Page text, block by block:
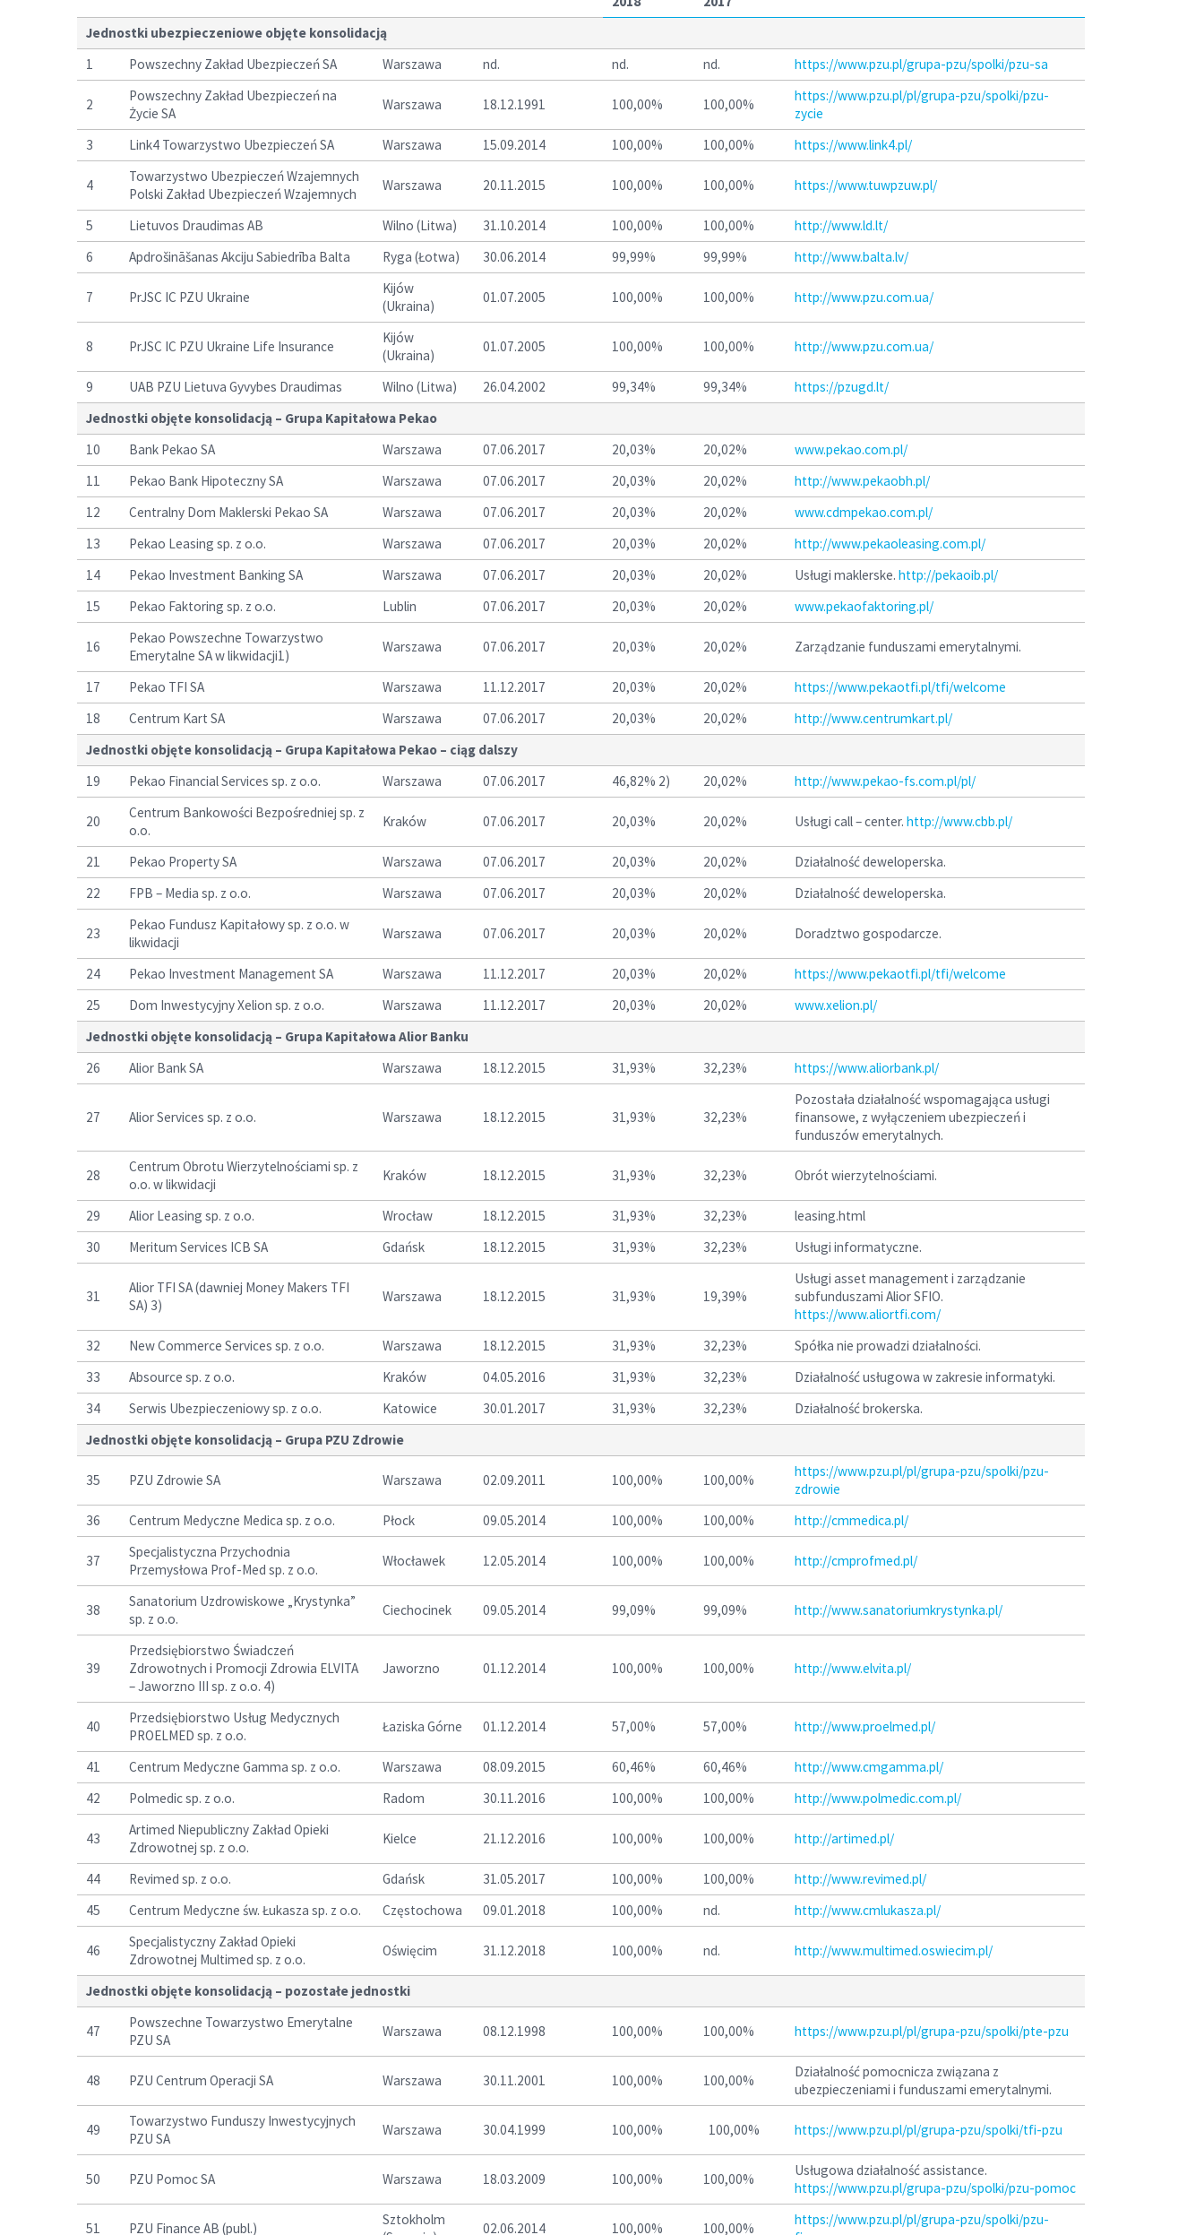
Jednostki ubezpieczeniowe objęte konsolidacją
1
Powszechny Zakład Ubezpieczeń SA Warszawa nd. nd. nd. https://www.pzu.pl/grupa-pzu/spolki/pzu-sa
2
Powszechny Zakład Ubezpieczeń na
Życie SA
Warszawa 18.12.1991 100,00% 100,00%
https://www.pzu.pl/pl/grupa-pzu/spolki/pzu-
zycie
3
Link4 Towarzystwo Ubezpieczeń SA Warszawa 15.09.2014 100,00% 100,00% https://www.link4.pl/
4
Towarzystwo Ubezpieczeń Wzajemnych
Polski Zakład Ubezpieczeń Wzajemnych
Warszawa 20.11.2015 100,00% 100,00% https://www.tuwpzuw.pl/
5 Lietuvos Draudimas AB Wilno (Litwa) 31.10.2014 100,00% 100,00%
http://www.ld.lt/
6
Apdrošināšanas Akciju Sabiedrība Balta Ryga (Łotwa) 30.06.2014 99,99% 99,99% http://www.balta.lv/
7 PrJSC IC PZU Ukraine
Kijów
(Ukraina)
01.07.2005 100,00% 100,00% http://www.pzu.com.ua/
8 PrJSC IC PZU Ukraine Life Insurance
Kijów
(Ukraina)
01.07.2005 100,00% 100,00% http://www.pzu.com.ua/
9 UAB PZU Lietuva Gyvybes Draudimas Wilno (Litwa) 26.04.2002 99,34% 99,34%
https://pzugd.lt/
Jednostki objęte konsolidacją – Grupa Kapitałowa Pekao
10
Bank Pekao SA Warszawa 07.06.2017 20,03% 20,02%
www.pekao.com.pl/
11
Pekao Bank Hipoteczny SA Warszawa 07.06.2017 20,03% 20,02%
http://www.pekaobh.pl/
12
Centralny Dom Maklerski Pekao SA Warszawa 07.06.2017 20,03% 20,02%
www.cdmpekao.com.pl/
13
Pekao Leasing sp. z o.o. Warszawa 07.06.2017 20,03% 20,02%
http://www.pekaoleasing.com.pl/
14
Pekao Investment Banking SA Warszawa 07.06.2017 20,03% 20,02% Usługi maklerske. http://pekaoib.pl/
15
Pekao Faktoring sp. z o.o. Lublin 07.06.2017 20,03% 20,02% www.pekaofaktoring.pl/
16
Pekao Powszechne Towarzystwo
Emerytalne SA w likwidacji1)
Warszawa 07.06.2017 20,03% 20,02% Zarządzanie funduszami emerytalnymi.
17 Pekao TFI SA Warszawa 11.12.2017 20,03% 20,02%
https://www.pekaotfi.pl/tfi/welcome
18
Centrum Kart SA Warszawa 07.06.2017 20,03% 20,02%
http://www.centrumkart.pl/
Jednostki objęte konsolidacją – Grupa Kapitałowa Pekao – ciąg dalszy
19
Pekao Financial Services sp. z o.o. Warszawa 07.06.2017 46,82% 2) 20,02% http://www.pekao-fs.com.pl/pl/
20
Centrum Bankowości Bezpośredniej sp. z
o.o.
Kraków 07.06.2017 20,03% 20,02% Usługi call – center. http://www.cbb.pl/
21 Pekao Property SA Warszawa 07.06.2017 20,03% 20,02%
Działalność deweloperska.
22
FPB – Media sp. z o.o. Warszawa 07.06.2017 20,03% 20,02% Działalność deweloperska.
23
Pekao Fundusz Kapitałowy sp. z o.o. w
likwidacji
Warszawa 07.06.2017 20,03% 20,02% Doradztwo gospodarcze.
24 Pekao Investment Management SA Warszawa 11.12.2017 20,03% 20,02%
https://www.pekaotfi.pl/tfi/welcome
25
Dom Inwestycyjny Xelion sp. z o.o. Warszawa 11.12.2017 20,03% 20,02%
www.xelion.pl/
Jednostki objęte konsolidacją – Grupa Kapitałowa Alior Banku
26
Alior Bank SA Warszawa 18.12.2015 31,93% 32,23% https://www.aliorbank.pl/
27 Alior Services sp. z o.o. Warszawa 18.12.2015 31,93% 32,23%
Pozostała działalność wspomagająca usługi
finansowe, z wyłączeniem ubezpieczeń i
funduszów emerytalnych.
28
Centrum Obrotu Wierzytelnościami sp. z
o.o. w likwidacji
Kraków 18.12.2015 31,93% 32,23% Obrót wierzytelnościami.
29 Alior Leasing sp. z o.o. Wrocław 18.12.2015 31,93% 32,23%
leasing.html
30
Meritum Services ICB SA Gdańsk 18.12.2015 31,93% 32,23% Usługi informatyczne.
31
Alior TFI SA (dawniej Money Makers TFI
SA) 3)
Warszawa 18.12.2015 31,93% 19,39%
Usługi asset management i zarządzanie
subfunduszami Alior SFIO.
https://www.aliortfi.com/
32
New Commerce Services sp. z o.o. Warszawa 18.12.2015 31,93% 32,23%
Spółka nie prowadzi działalności.
33
Absource sp. z o.o. Kraków 04.05.2016 31,93% 32,23%
Działalność usługowa w zakresie informatyki.
34
Serwis Ubezpieczeniowy sp. z o.o. Katowice 30.01.2017 31,93% 32,23%
Działalność brokerska.
Jednostki objęte konsolidacją – Grupa PZU Zdrowie
35 PZU Zdrowie SA Warszawa 02.09.2011 100,00% 100,00%
https://www.pzu.pl/pl/grupa-pzu/spolki/pzu-
zdrowie
36
Centrum Medyczne Medica sp. z o.o. Płock 09.05.2014 100,00% 100,00% http://cmmedica.pl/
37
Specjalistyczna Przychodnia
Przemysłowa Prof-Med sp. z o.o.
Włocławek 12.05.2014 100,00% 100,00% http://cmprofmed.pl/
38
Sanatorium Uzdrowiskowe „Krystynka”
sp. z o.o.
Ciechocinek 09.05.2014 99,09% 99,09% http://www.sanatoriumkrystynka.pl/
39
Przedsiębiorstwo Świadczeń
Zdrowotnych i Promocji Zdrowia ELVITA
– Jaworzno III sp. z o.o. 4)
Jaworzno 01.12.2014 100,00% 100,00% http://www.elvita.pl/
40
Przedsiębiorstwo Usług Medycznych
PROELMED sp. z o.o.
Łaziska Górne 01.12.2014 57,00% 57,00% http://www.proelmed.pl/
41 Centrum Medyczne Gamma sp. z o.o. Warszawa 08.09.2015 60,46% 60,46%
http://www.cmgamma.pl/
42
Polmedic sp. z o.o. Radom 30.11.2016 100,00% 100,00% http://www.polmedic.com.pl/
43
Artimed Niepubliczny Zakład Opieki
Zdrowotnej sp. z o.o.
Kielce 21.12.2016 100,00% 100,00% http://artimed.pl/
44 Revimed sp. z o.o. Gdańsk 31.05.2017 100,00% 100,00%
http://www.revimed.pl/
45
Centrum Medyczne św. Łukasza sp. z o.o. Częstochowa 09.01.2018 100,00% nd. http://www.cmlukasza.pl/
46
Specjalistyczny Zakład Opieki
Zdrowotnej Multimed sp. z o.o.
Oświęcim 31.12.2018 100,00% nd. http://www.multimed.oswiecim.pl/
Jednostki objęte konsolidacją – pozostałe jednostki
47
Powszechne Towarzystwo Emerytalne
PZU SA
Warszawa 08.12.1998 100,00% 100,00% https://www.pzu.pl/pl/grupa-pzu/spolki/pte-pzu
48 PZU Centrum Operacji SA Warszawa 30.11.2001 100,00% 100,00%
Działalność pomocnicza związana z
ubezpieczeniami i funduszami emerytalnymi.
49
Towarzystwo Funduszy Inwestycyjnych
PZU SA
Warszawa 30.04.1999 100,00% 100,00% https://www.pzu.pl/pl/grupa-pzu/spolki/tfi-pzu
50 PZU Pomoc SA Warszawa 18.03.2009 100,00% 100,00%
Usługowa działalność assistance.
https://www.pzu.pl/grupa-pzu/spolki/pzu-pomoc
51 PZU Finance AB (publ.)
Sztokholm
02.06.2014 100,00% 100,00%
https://www.pzu.pl/pl/grupa-pzu/spolki/pzu-